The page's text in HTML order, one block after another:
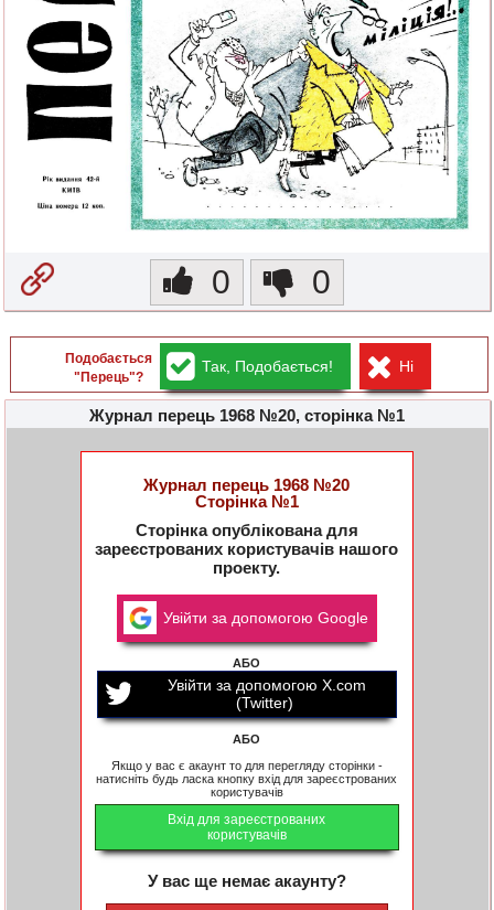
0 0
Подобається
"Перець"?
Так, Подобається! Ні
Журнал перець 1968 №20, сторінка №1
Журнал перець 1968 №20
Сторінка №1
Сторінка опублікована для
зареєстрованих користувачів нашого
проекту.
Увійти за допомогою Google
АБО
Увійти за допомогою X.com
(Twitter)
АБО
Якщо у вас є акаунт то для перегляду сторінки -
натисніть будь ласка кнопку вхід для зареєстрованих
користувачів
Вхід для зареєстрованих
користувачів
У вас ще немає акаунту?